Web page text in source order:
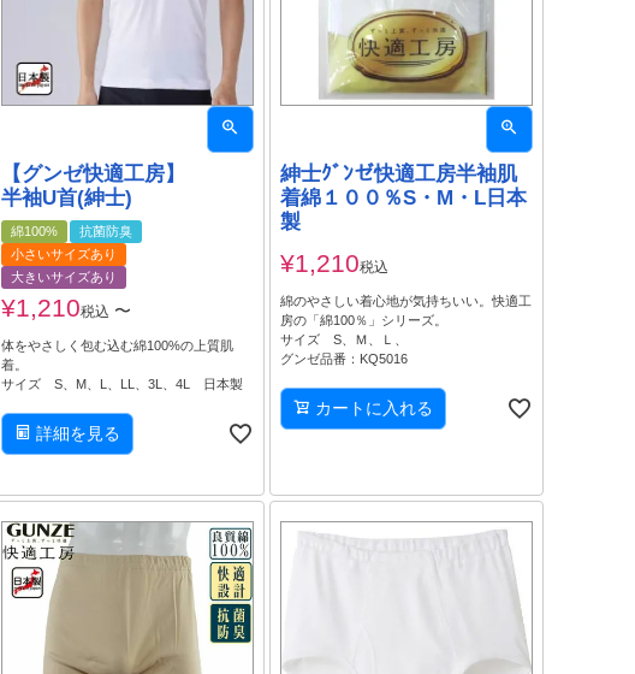
【グンゼ快適工房】
半袖U首(紳士)
綿100%
抗菌防臭
小さいサイズあり
大きいサイズあり
¥1,210税込 〜
体をやさしく包む込む綿100%の上質肌
着。
サイズ S、M、L、LL、3L、4L 日本製
詳細を見る
紳士ｸﾞﾝゼ快適工房半袖肌
着綿１００％S・M・L日本
製
¥1,210税込
綿のやさしい着心地が気持ちいい。快適工
房の「綿100％」シリーズ。
サイズ S、Ｍ、Ｌ、
グンゼ品番：KQ5016
カートに入れる